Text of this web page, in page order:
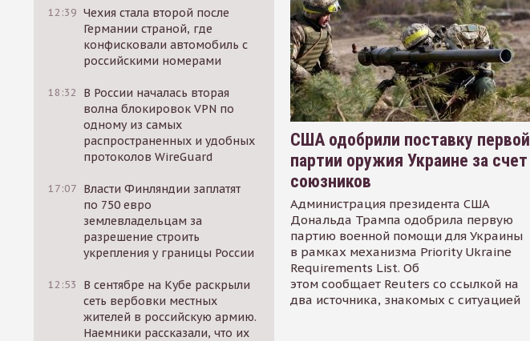
12:39 Чехия стала второй после
Германии страной, где
конфисковали автомобиль с
российскими номерами
18:32
В России началась вторая
волна блокировок VPN по
одному из самых
распространенных и удобных
протоколов WireGuard
17:07 Власти Финляндии заплатят
по 750 евро
землевладельцам за
разрешение строить
укрепления у границы России
12:53
В сентябре на Кубе раскрыли
сеть вербовки местных
жителей в российскую армию.
Наемники рассказали, что их
США одобрили поставку первой
партии оружия Украине за счет
союзников
Администрация президента США
Дональда Трампа одобрила первую
партию военной помощи для Украины
в рамках механизма Priority Ukraine
Requirements List. Об
этом сообщает Reuters со ссылкой на
два источника, знакомых с ситуацией